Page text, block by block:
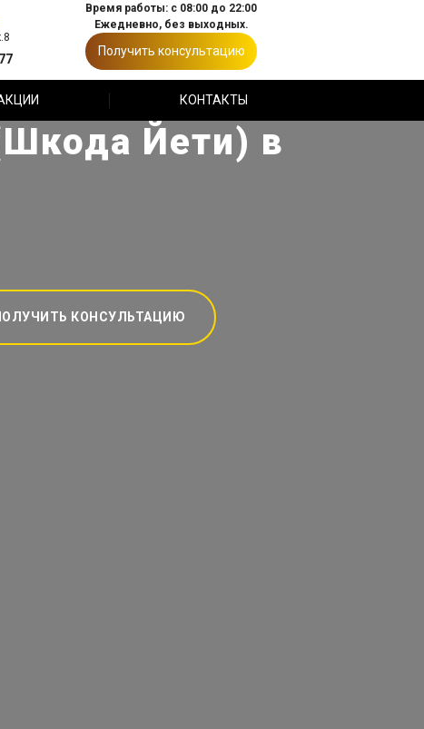
Время работы: с 08:00 до 22:00
Ежедневно, без выходных.
Получить консультацию
КОНТАКТЫ
Йети) в
КОНСУЛЬТАЦИЮ